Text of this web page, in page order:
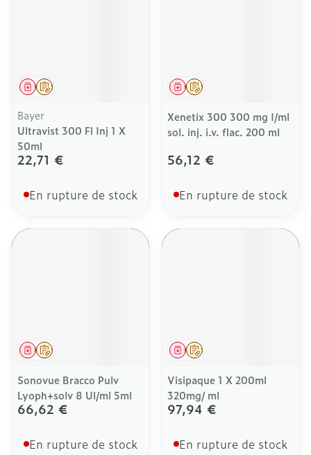
Sur prescription
Médicament
Bayer
Ultravist 300 Fl Inj 1 X
50ml
22,71 €
En rupture de stock
Sur prescription
Médicament
Xenetix 300 300 mg I/ml
sol. inj. i.v. flac. 200 ml
56,12 €
En rupture de stock
Sur prescription
Médicament
Sonovue Bracco Pulv
Lyoph+solv 8 Ul/ml 5ml
66,62 €
En rupture de stock
Sur prescription
Médicament
Visipaque 1 X 200ml
320mg/ ml
97,94 €
En rupture de stock